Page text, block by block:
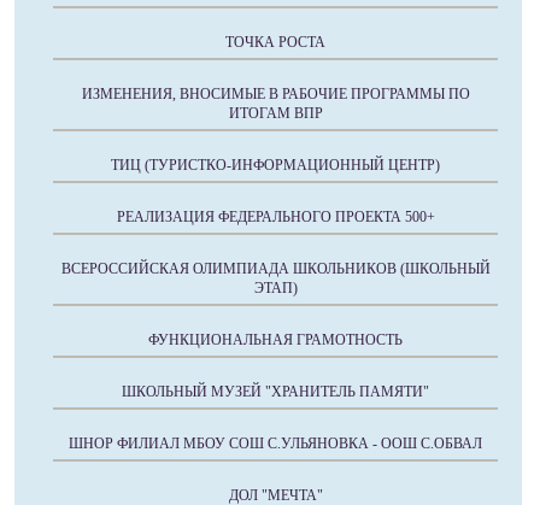
ТОЧКА РОСТА
ИЗМЕНЕНИЯ, ВНОСИМЫЕ В РАБОЧИЕ ПРОГРАММЫ ПО
ИТОГАМ ВПР
ТИЦ (ТУРИСТКО-ИНФОРМАЦИОННЫЙ ЦЕНТР)
РЕАЛИЗАЦИЯ ФЕДЕРАЛЬНОГО ПРОЕКТА 500+
ВСЕРОССИЙСКАЯ ОЛИМПИАДА ШКОЛЬНИКОВ (ШКОЛЬНЫЙ
ЭТАП)
ФУНКЦИОНАЛЬНАЯ ГРАМОТНОСТЬ
ШКОЛЬНЫЙ МУЗЕЙ "ХРАНИТЕЛЬ ПАМЯТИ"
ШНОР ФИЛИАЛ МБОУ СОШ С.УЛЬЯНОВКА - ООШ С.ОБВАЛ
ДОЛ "МЕЧТА"